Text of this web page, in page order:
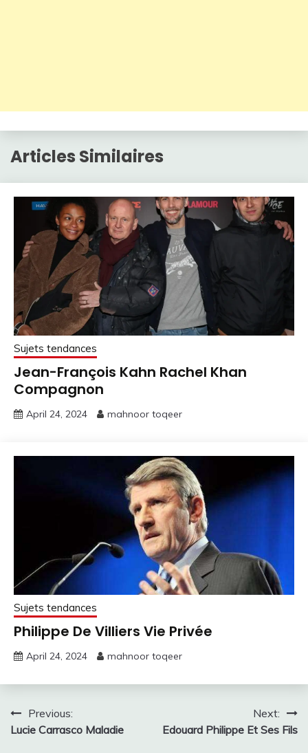
Articles Similaires
Sujets tendances
Jean-François Kahn Rachel Khan
Compagnon
April 24, 2024 mahnoor toqeer
Sujets tendances
Philippe De Villiers Vie Privée
April 24, 2024 mahnoor toqeer
Post
navigation
Previous:
Lucie Carrasco Maladie
Next:
Edouard Philippe Et Ses Fils